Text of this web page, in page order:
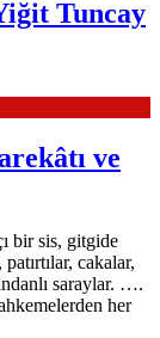
Tuncay
ve
bir sis, gitgide
cakalar,
saraylar. ….
her